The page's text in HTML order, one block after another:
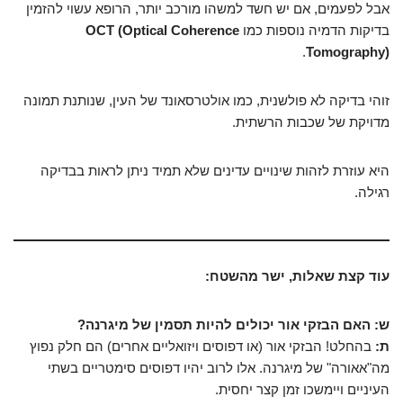
אבל לפעמים, אם יש חשד למשהו מורכב יותר, הרופא עשוי להזמין
בדיקות הדמיה נוספות כמו OCT (Optical Coherence
Tomography)
.
זוהי בדיקה לא פולשנית, כמו אולטרסאונד של העין, שנותנת תמונה
מדויקת של שכבות הרשתית.
היא עוזרת לזהות שינויים עדינים שלא תמיד ניתן לראות בבדיקה
רגילה.
עוד קצת שאלות, ישר מהשטח:
ש: האם הבזקי אור יכולים להיות תסמין של מיגרנה?
ת: בהחלט! הבזקי אור (או דפוסים ויזואליים אחרים) הם חלק נפוץ
מה"אאורה" של מיגרנה. אלו לרוב יהיו דפוסים סימטריים בשתי
העיניים ויימשכו זמן קצר יחסית.